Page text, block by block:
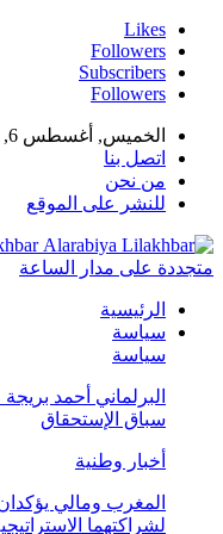
Likes
Followers
Subscribers
Followers
الخميس, أغسطس 6, 2026
اتصل بنا
من نحن
للنشر على الموقع
متجددة على مدار الساعة
الرئيسية
سياسة
سياسة
البرلماني أحمد
سباق الإستحقاق
أخبار وطنية
المغرب ومالي
لشراكتهما